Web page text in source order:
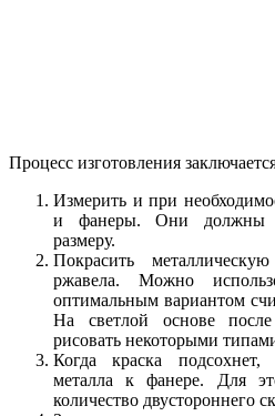
Процесс изготовления
Измерить и при
и фанеры. Они должны
размеру.
Покрасить
ржавела. Можно
оптимальным вариантом
На светлой основе
рисовать некоторыми
Когда краска
металла к фанере. Для
количество двустороннего